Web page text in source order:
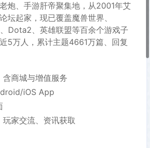
炮、手游肝帝聚集地，从2001年艾
坛起家，现已覆盖魔兽世界、
Dota2、英雄联盟等百余个游戏子
5万人，累计主题4661万篇、回复
含商城与增值服务
iOS App
玩家交流、资讯获取